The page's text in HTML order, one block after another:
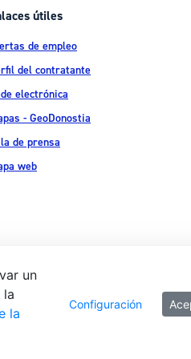
útiles
de empleo
del contratante
electrónica
- GeoDonostia
de prensa
web
Aviso legal Política de privacidad
un
la
la
Configuración